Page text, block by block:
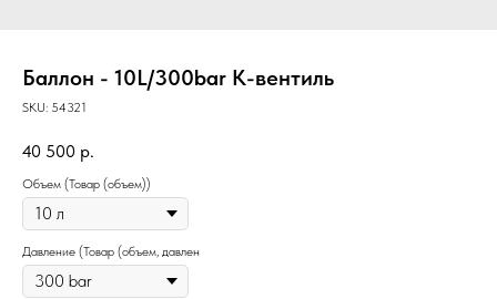
Баллон - 10L/300bar K-вентиль
SKU: 54321
40 500 р.
Объем (Товар (объем))
Давление (Товар (объем, давлен